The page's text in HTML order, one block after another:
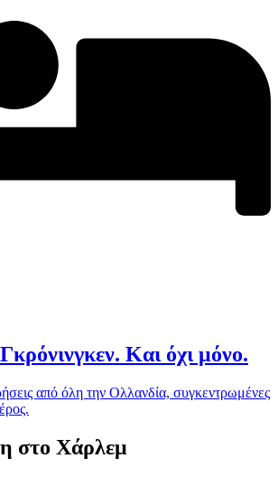
Και όχι μόνο.
από όλη την Ολλανδία, συγκεντρωμένες
στο Χάρλεμ